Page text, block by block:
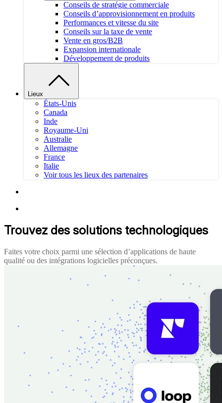
Conseils de stratégie commerciale
Conseils d’approvisionnement en produits
Performances et vitesse du site
Conseils sur la taxe de vente
Vente en gros/B2B
Expansion internationale
Développement de produits
Lieux
États-Unis
Canada
Inde
Royaume-Uni
Australie
Allemagne
France
Italie
Voir tous les lieux des partenaires
Trouvez des solutions technologiques
Faites votre choix parmi une sélection d’applications de haute
qualité ou des intégrations logicielles préconçues.